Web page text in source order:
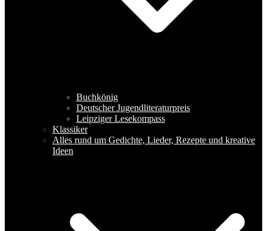
Buchkönig
Deutscher Jugendliteraturpreis
Leipziger Lesekompass
Klassiker
Alles rund um Gedichte, Lieder, Rezepte und kreative
Ideen